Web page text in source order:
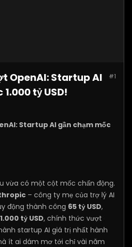
#1
OpenAI: Startup AI
tỷ USD!
Startup AI gần chạm mốc
vừa có một cột mốc chấn động.
– công ty mẹ của trợ lý AI
động thành công 65 tỷ USD,
1.000 tỷ USD, chính thức vượt
startup AI giá trị nhất hành
ít ai dám mơ tới chỉ vài năm